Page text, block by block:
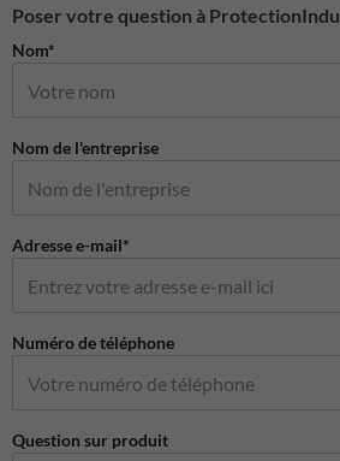
Poser votre question à
Nom*
Nom de l'entreprise
Adresse e-mail*
Numéro de téléphone
Question sur produit